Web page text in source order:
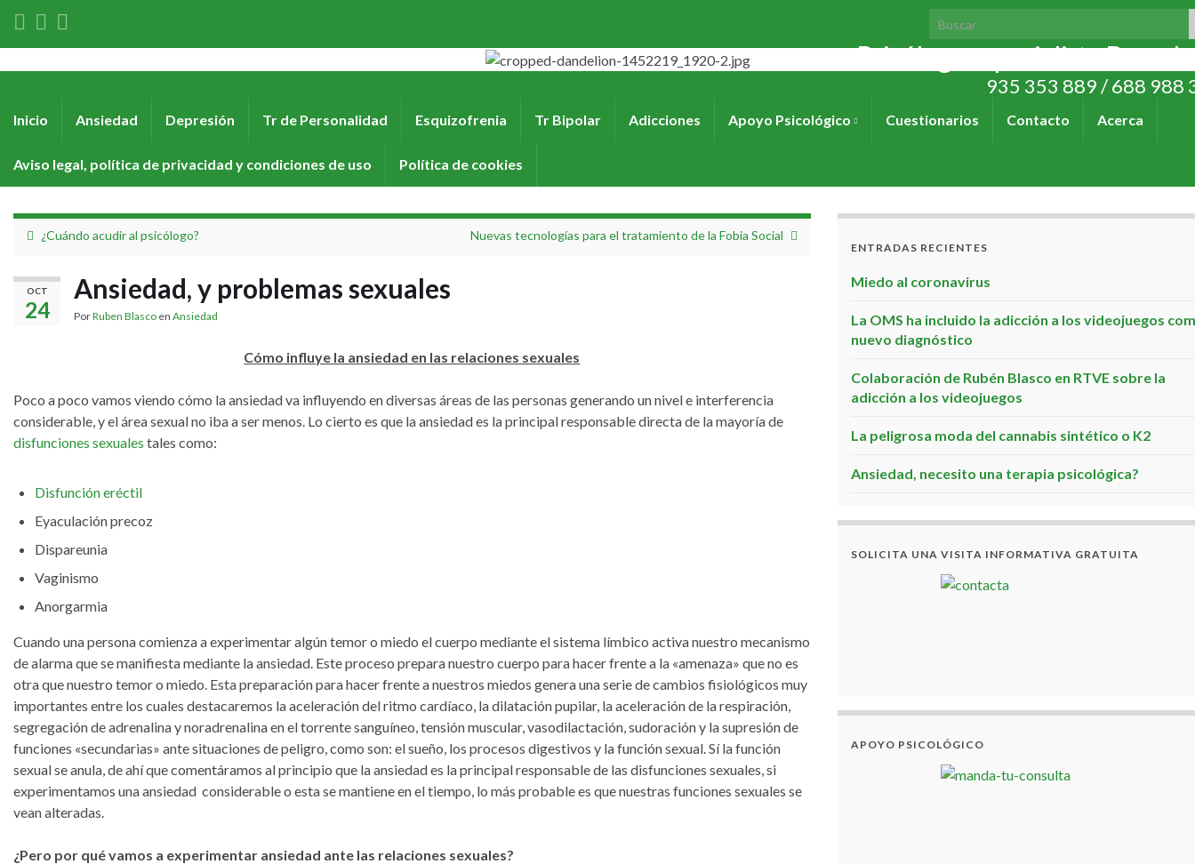
Search for:
Psicólogo especialista
935 353 889 / 688 988
Inicio Ansiedad Depresión Tr de Personalidad Esquizofrenia Tr Bipolar Adicciones Apoyo Psicológico Cuestionarios Contacto Acerca
Aviso legal, política de privacidad y condiciones de uso Política de cookies
¿Cuándo acudir al psicólogo? Nuevas tecnologías para el tratamiento de la Fobia Social
OCT
24
Ansiedad, y problemas sexuales
PorRuben Blasco en Ansiedad
Cómo influye la ansiedad en las relaciones sexuales
Poco a poco vamos viendo cómo la ansiedad va influyendo en diversas áreas de las personas generando un nivel e interferencia
considerable, y el área sexual no iba a ser menos. Lo cierto es que la ansiedad es la principal responsable directa de la mayoría de
disfunciones sexuales tales como:
Disfunción eréctil
Eyaculación precoz
Dispareunia
Vaginismo
Anorgarmia
Cuando una persona comienza a experimentar algún temor o miedo el cuerpo mediante el sistema límbico activa nuestro mecanismo
de alarma que se manifiesta mediante la ansiedad. Este proceso prepara nuestro cuerpo para hacer frente a la «amenaza» que no es
otra que nuestro temor o miedo. Esta preparación para hacer frente a nuestros miedos genera una serie de cambios fisiológicos muy
importantes entre los cuales destacaremos la aceleración del ritmo cardíaco, la dilatación pupilar, la aceleración de la respiración,
segregación de adrenalina y noradrenalina en el torrente sanguíneo, tensión muscular, vasodilactación, sudoración y la supresión de
funciones «secundarias» ante situaciones de peligro, como son: el sueño, los procesos digestivos y la función sexual. Sí la función
sexual se anula, de ahí que comentáramos al principio que la ansiedad es la principal responsable de las disfunciones sexuales, si
experimentamos una ansiedad considerable o esta se mantiene en el tiempo, lo más probable es que nuestras funciones sexuales se
vean alteradas.
¿Pero por qué vamos a experimentar ansiedad ante las relaciones sexuales?
ENTRADAS RECIENTES
Miedo al coronavirus
La OMS ha incluido la adicción a los videojuegos
nuevo diagnóstico
Colaboración de Rubén Blasco en RTVE sobre la
adicción a los videojuegos
La peligrosa moda del cannabis sintético o K2
Ansiedad, necesito una terapia psicológica?
SOLICITA UNA VISITA INFORMATIVA GRATUITA
APOYO PSICOLÓGICO